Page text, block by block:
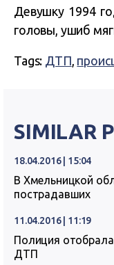
Девушку 1994
головы, ушиб
Tags: ДТП,
SIMILAR
18.04.2016 | 15:04
В Хмельницкой
пострадавших
11.04.2016 | 11:19
Полиция отобрала
ДТП